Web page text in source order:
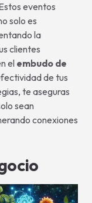
eventos
solo es
la
clientes
el embudo de
de tus
te aseguras
sean
conexiones